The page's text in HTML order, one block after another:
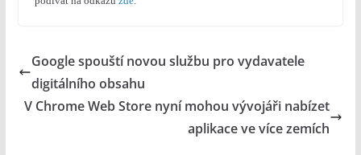
Google spouští novou službu pro vydavatele
digitálního obsahu
V Chrome Web Store nyní mohou vývojáři nabízet
aplikace ve více zemích